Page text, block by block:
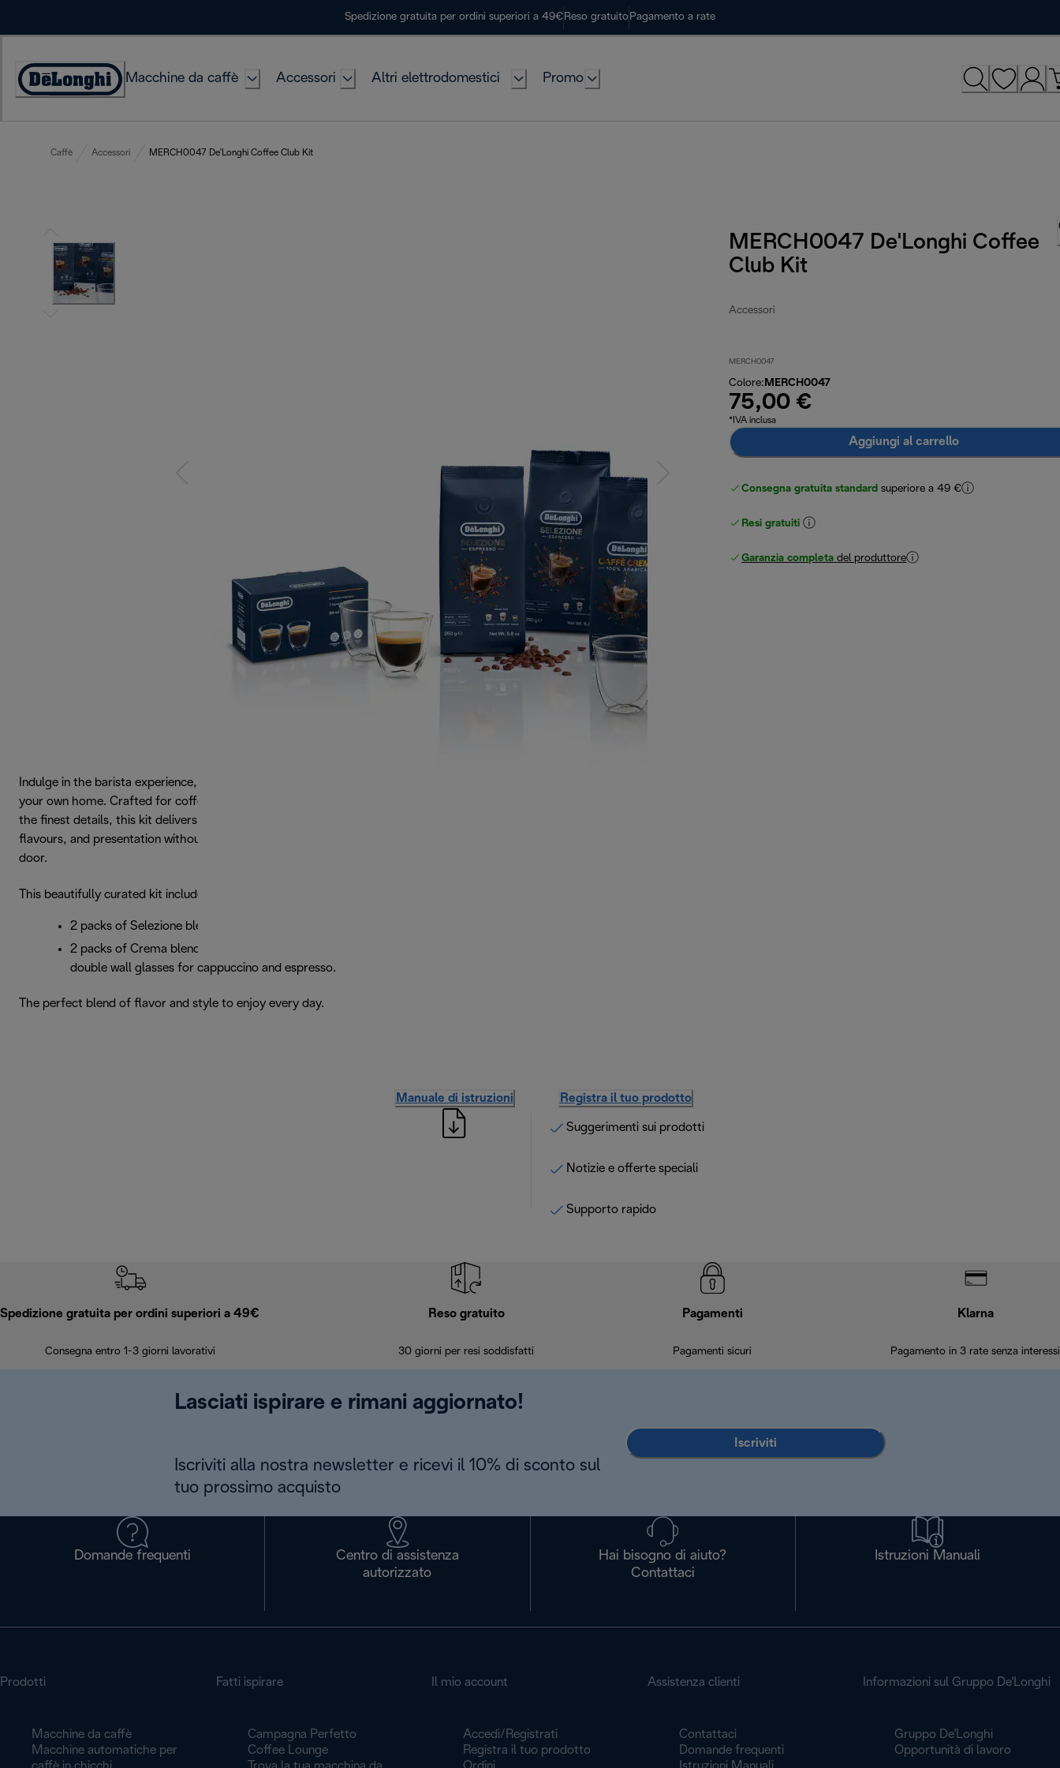
Spedizione gratuita per ordini superiori a 49€ Reso gratuito Pagamento a rate
Accessibility
Macchine da caffè Accessori Altri elettrodomestici Promo
Caffè Accessori MERCH0047 De'Longhi Coffee Club Kit
MERCH0047 De'Longhi Coffee
Club Kit
Accessori
MERCH0047
Colore: MERCH0047
75,00 €
*IVA inclusa
Aggiungi al carrello
Consegna gratuita standard superiore a 49 €
Resi gratuiti
Garanzia completa del produttore
Indulge in the barista experience, right in the comfort of
your own home. Crafted for coffee lovers who appreciate
the finest details, this kit delivers café-quality aromas,
flavours, and presentation without stepping outside your
door.
This beautifully curated kit includes:
2 packs of Selezione blend
2 packs of Crema blend De’Longhi’s exclusive
double wall glasses for cappuccino and espresso.
The perfect blend of flavor and style to enjoy every day.
Manuale di istruzioni Registra il tuo prodotto
Suggerimenti sui prodotti
Notizie e offerte speciali
Supporto rapido
Spedizione gratuita per ordini superiori a 49€
Consegna entro 1-3 giorni lavorativi
Reso gratuito
30 giorni per resi soddisfatti
Pagamenti
Pagamenti sicuri
Klarna
Pagamento in 3 rate senza interessi
Lasciati ispirare e rimani aggiornato!
Iscriviti alla nostra newsletter e ricevi il 10% di sconto sul
tuo prossimo acquisto
Iscriviti
Domande frequenti
Centro di assistenza
autorizzato
Hai bisogno di aiuto?
Contattaci
Istruzioni Manuali
Prodotti
Macchine da caffè
Macchine automatiche per
Fatti ispirare
Campagna Perfetto
Coffee Lounge
Il mio account
Accedi/Registrati
Registra il tuo prodotto
Assistenza clienti
Contattaci
Domande frequenti
Informazioni sul Gruppo De'Longhi
Gruppo De'Longhi
Opportunità di lavoro